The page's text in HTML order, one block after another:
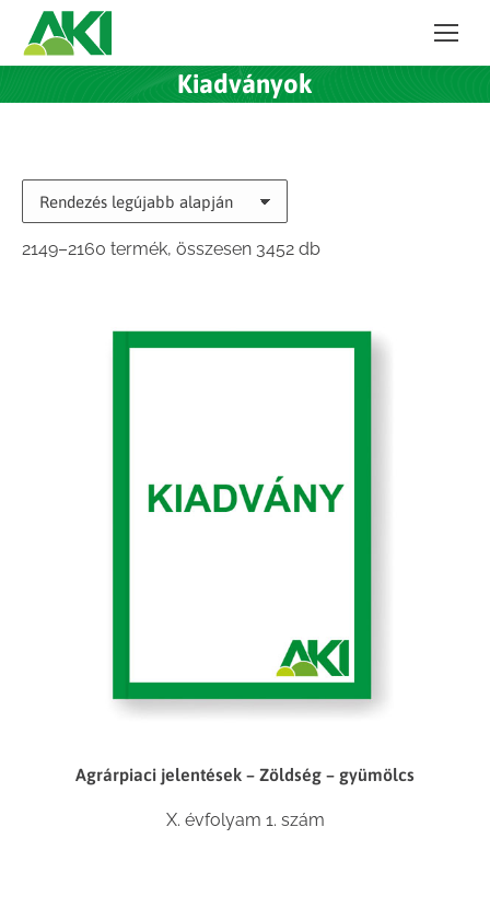
Kiadványok
2149–2160 termék, összesen 3452 dbSorted
Agrárpiaci jelentések – Zöldség – gyümölcs
X. évfolyam 1. szám